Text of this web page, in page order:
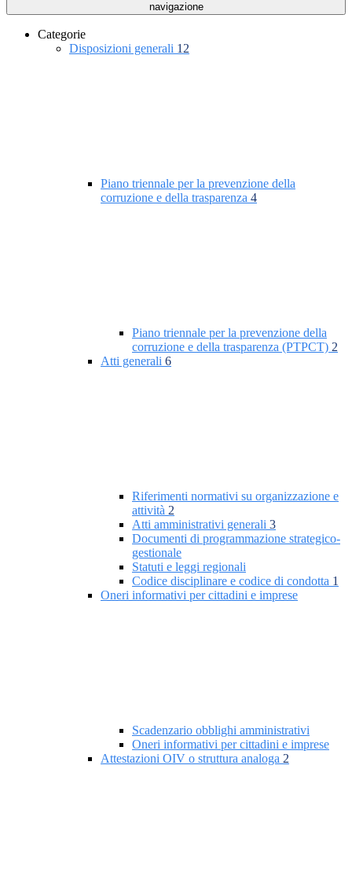
navigazione
Categorie
Disposizioni generali 12
Piano triennale per la prevenzione della
corruzione e della trasparenza 4
Piano triennale per la prevenzione della
corruzione e della trasparenza (PTPCT) 2
Atti generali 6
Riferimenti normativi su organizzazione e
attività 2
Atti amministrativi generali 3
Documenti di programmazione strategico-
gestionale
Statuti e leggi regionali
Codice disciplinare e codice di condotta 1
Oneri informativi per cittadini e imprese
Scadenzario obblighi amministrativi
Oneri informativi per cittadini e imprese
Attestazioni OIV o struttura analoga 2